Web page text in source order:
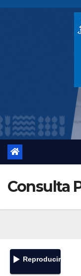
Consulta
Reproducir